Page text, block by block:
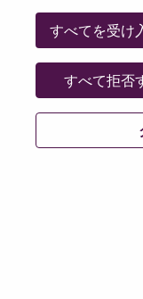
すべてを受け
すべて拒否
Go Back